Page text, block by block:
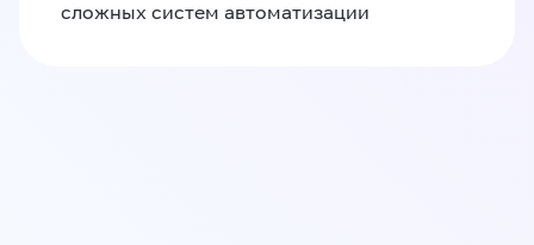
сложных систем автоматизации